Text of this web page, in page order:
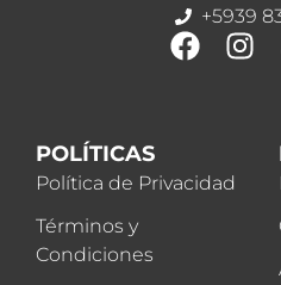
+5939
POLÍTICAS
Política de Privacidad
Términos y
Condiciones